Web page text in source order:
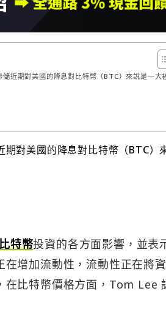
期對美國的降息對比特幣（BTC）來說是一大
對美國的降息對比特幣（BTC）
特幣投資的各方面影響，並表
增加流動性，流動性正在將
在比特幣價格方面，Tom Lee